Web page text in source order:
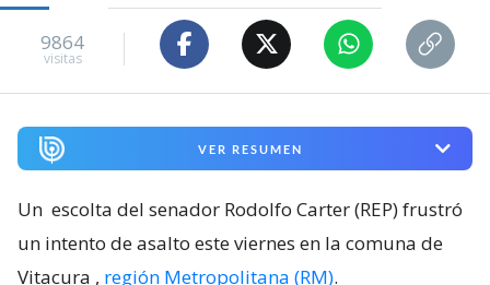
9864
visitas
VER RESUMEN
Un escolta del senador Rodolfo Carter (REP) frustró
un intento de asalto este viernes en la comuna de
Vitacura , región Metropolitana (RM).